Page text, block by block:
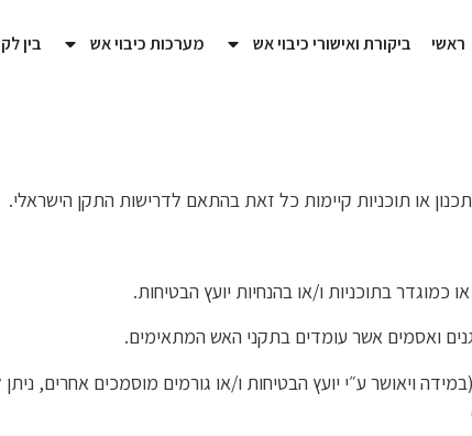
ראשי ביקורת ואישורי כיבוי אש מערכות כיבוי אש בין
או תוכניות קיימות כל זאת בהתאם לדרישות התקן הישראלי.
ואסמים אשר עומדים בתקני האש המתאימים.
ויאושר ע״י יועץ הבטיחות ו/או גורמים מוסמכים אחרים, ניתן